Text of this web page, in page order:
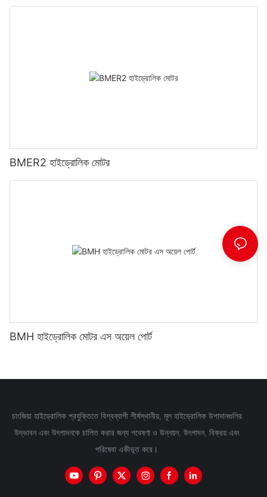
BMER2 হাইড্রোলিক মোটর
BMH হাইড্রোলিক মোটর এস অয়েল পোর্ট
চাংজিয়া হাইড্রোলিক প্রযুক্তিতে বিশ্বব্যাপী শীর্ষস্থানীয়, মূল হাইড্রোলিক উপাদানগুলির
উদ্ভাবন এবং উৎপাদনকে চালিত করার জন্য গবেষণা ও উন্নয়ন, উৎপাদন, বিক্রয় এবং
পরিষেবা একীভূত করে।